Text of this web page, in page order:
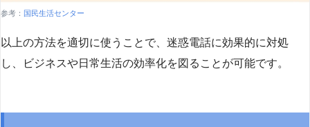
参考： 国民生活センター
以上の方法を適切に使うことで、迷惑電話に効果的に対処
し、ビジネスや日常生活の効率化を図ることが可能です。